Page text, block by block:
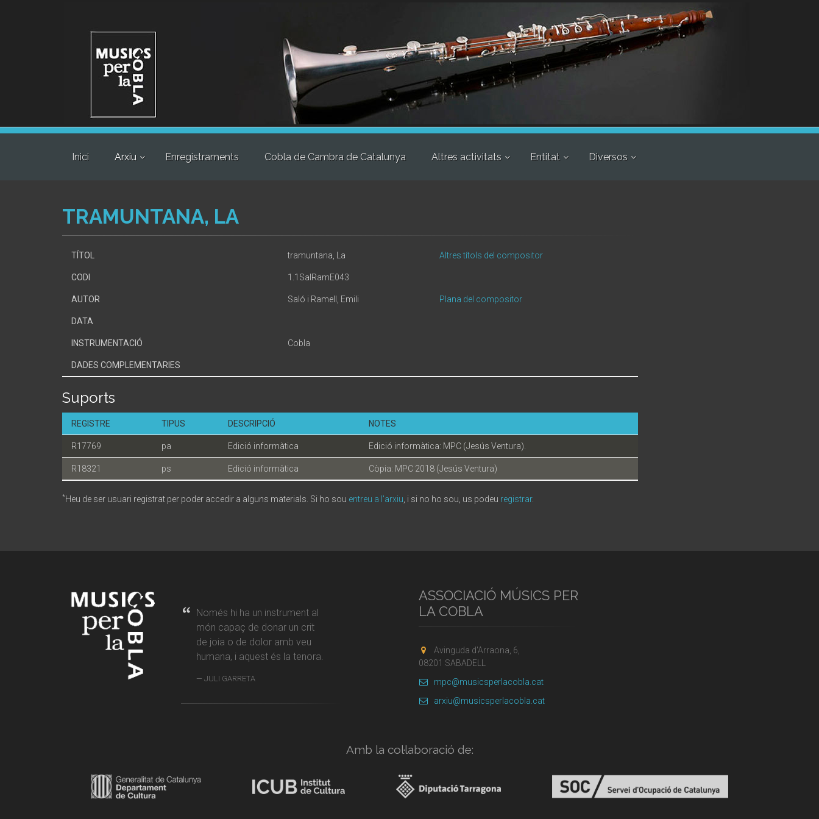
Inici Arxiu Enregistraments Cobla de Cambra de Catalunya Altres activitats Entitat Diversos
TRAMUNTANA, LA
TÍTOL tramuntana, La Altres títols del compositor
CODI 1.1SalRamE043
AUTOR Saló i Ramell, Emili Plana del compositor
DATA
INSTRUMENTACIÓ Cobla
DADES COMPLEMENTARIES
Suports
REGISTRE TIPUS DESCRIPCIÓ NOTES
R17769 pa Edició informàtica Edició informàtica: MPC (Jesús Ventura).
R18321 ps Edició informàtica Còpia: MPC 2018 (Jesús Ventura)
*Heu de ser usuari registrat per poder accedir a alguns materials. Si ho sou entreu a l'arxiu , i si no ho sou, us podeu registrar.
Només hi ha un instrument al
món capaç de donar un crit
de joia o de dolor amb veu
humana, i aquest és la tenora.
JULI GARRETA
ASSOCIACIÓ MÚSICS PER
LA COBLA
Avinguda d'Arraona, 6,
08201 SABADELL
mpc@musicsperlacobla.cat
arxiu@musicsperlacobla.cat
Amb la col·laboració de: